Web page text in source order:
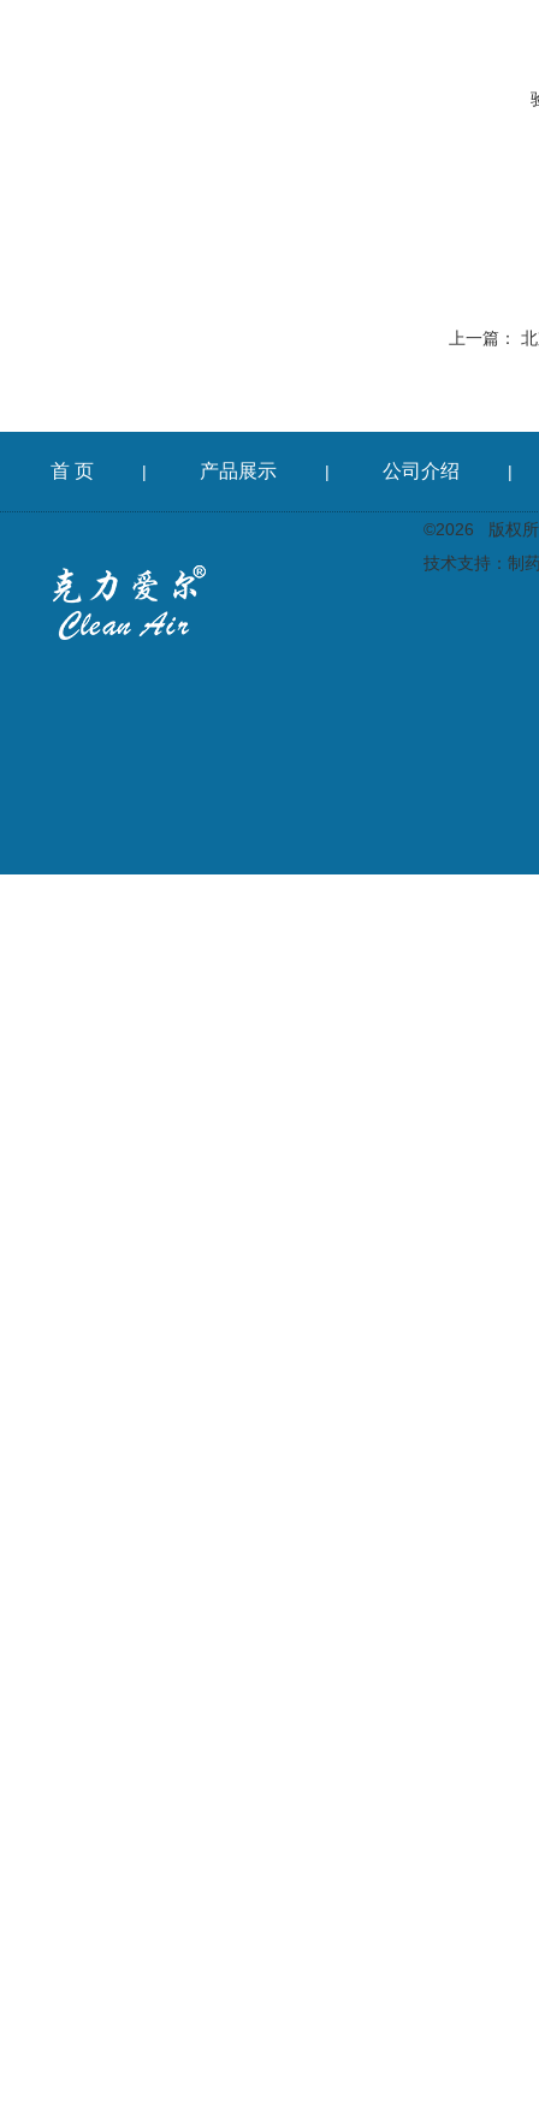
上一篇：
首 页 | 产品展示 | 公司介绍 |
©2026 版权所
技术支持： 制